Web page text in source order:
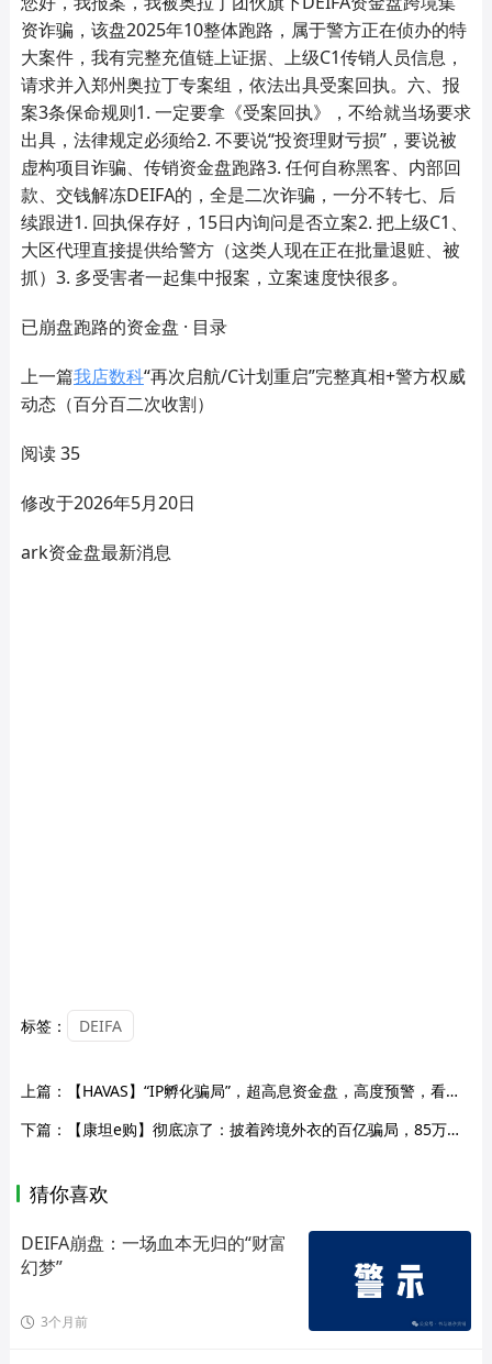
资诈骗，该盘2025年10整体跑路，属于警方正在侦办的特
大案件，我有完整充值链上证据、上级C1传销人员信息，
请求并入郑州奥拉丁专案组，依法出具受案回执。六、报
案3条保命规则1. 一定要拿《受案回执》，不给就当场要求
出具，法律规定必须给2. 不要说“投资理财亏损”，要说被
虚构项目诈骗、传销资金盘跑路3. 任何自称黑客、内部回
款、交钱解冻DEIFA的，全是二次诈骗，一分不转七、后
续跟进1. 回执保存好，15日内询问是否立案2. 把上级C1、
大区代理直接提供给警方（这类人现在正在批量退赃、被
抓）3. 多受害者一起集中报案，立案速度快很多。
已崩盘跑路的资金盘 · 目录
上一篇我店数科“再次启航/C计划重启”完整真相+警方权威
动态（百分百二次收割）
阅读 35
修改于2026年5月20日
ark资金盘最新消息
标签： DEIFA
上篇：
【HAVAS】“IP孵化骗局”，超高息资金盘，高度预警，看见远离！
下篇：
【康坦e购】彻底凉了：披着跨境外衣的百亿骗局，85万人血本无归！
猜你喜欢
DEIFA崩盘：一场血本无归的“财富
幻梦”
3个月前